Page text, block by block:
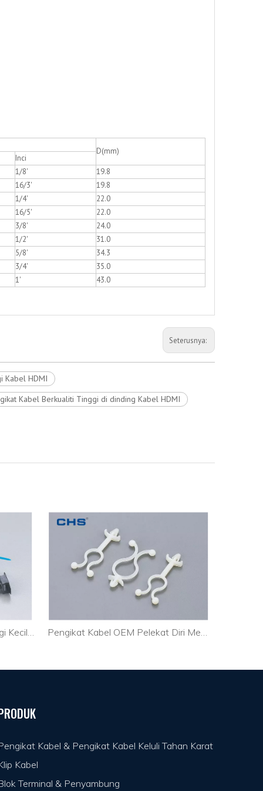
D(mm)
Inci
1/8'
19.8
16/3'
19.8
1/4'
22.0
16/5'
22.0
3/8'
24.0
1/2'
31.0
5/8'
34.3
3/4'
35.0
1' 43.0
Seterusnya:
Kabel HDMI
Kabel Berkualiti Tinggi di dinding Kabel HDMI
Pengikat Kabel Berkualiti Tinggi Kecil Memasang Kabel Optik Pengikat Kabel OEM Pelekat Diri Memasang Kabel HDMI
Kabel & Pengikat Kabel Keluli Tahan Karat
Kabel
Terminal & Penyambung